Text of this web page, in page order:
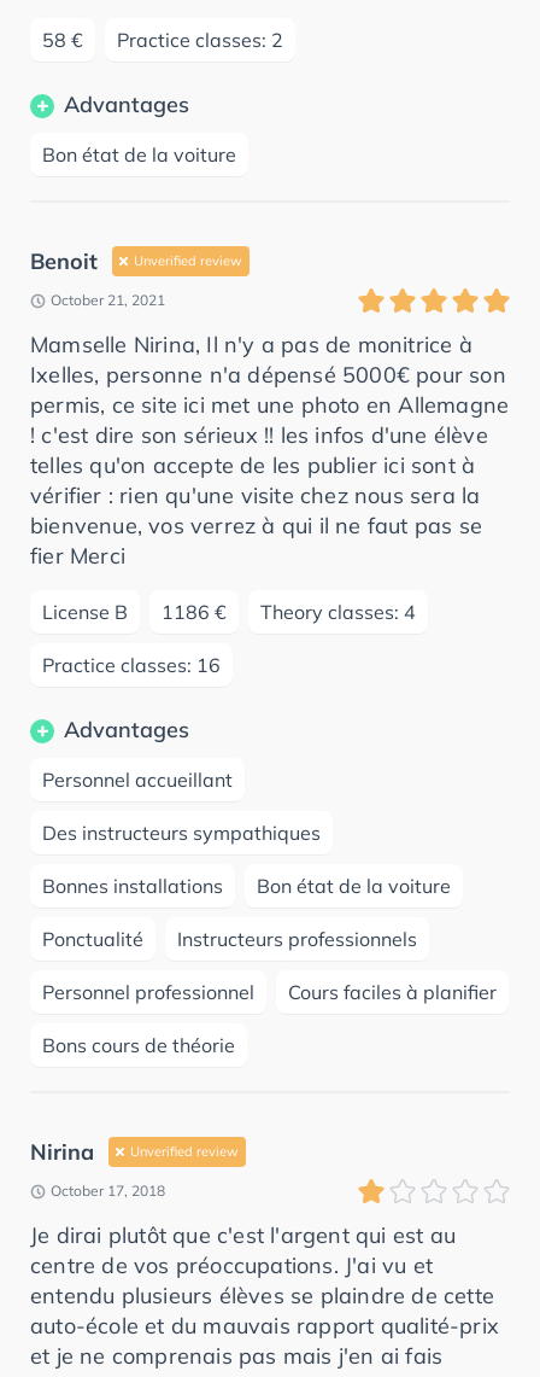
58 € Practice classes: 2
Advantages
Bon état de la voiture
Benoit Unverified review
October 21, 2021
Mamselle Nirina, Il n'y a pas de monitrice à
Ixelles, personne n'a dépensé 5000€ pour son
permis, ce site ici met une photo en Allemagne
! c'est dire son sérieux !! les infos d'une élève
telles qu'on accepte de les publier ici sont à
vérifier : rien qu'une visite chez nous sera la
bienvenue, vos verrez à qui il ne faut pas se
fier Merci
License B 1186 € Theory classes: 4
Practice classes: 16
Advantages
Personnel accueillant
Des instructeurs sympathiques
Bonnes installations Bon état de la voiture
Ponctualité Instructeurs professionnels
Personnel professionnel Cours faciles à planifier
Bons cours de théorie
Nirina Unverified review
October 17, 2018
Je dirai plutôt que c'est l'argent qui est au
centre de vos préoccupations. J'ai vu et
entendu plusieurs élèves se plaindre de cette
auto-école et du mauvais rapport qualité-prix
et je ne comprenais pas mais j'en ai fais